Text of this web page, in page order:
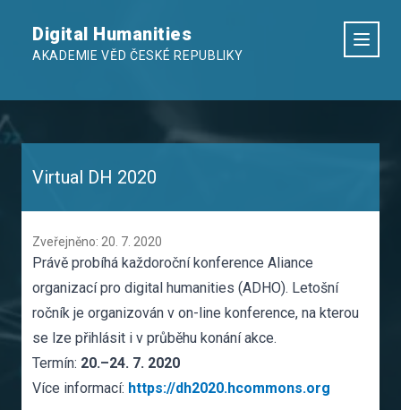
Digital Humanities
AKADEMIE VĚD ČESKÉ REPUBLIKY
Virtual DH 2020
Zveřejněno: 20. 7. 2020
Právě probíhá každoroční konference Aliance
organizací pro digital humanities (ADHO). Letošní
ročník je organizován v on-line konference, na kterou
se lze přihlásit i v průběhu konání akce.
Termín: 20.–24. 7. 2020
Více informací: https://dh2020.hcommons.org